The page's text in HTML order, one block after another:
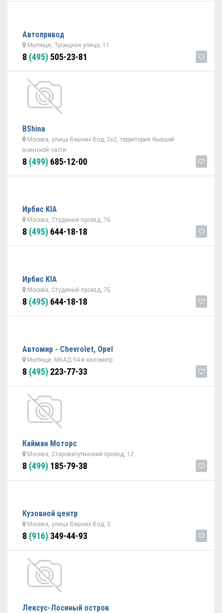
Автопривод
Мытищи, Троицкая улица, 11
8 (495) 505-23-81
BShina
Москва, улица Вешних Вод, 2к2, территория бывшей
воинской части
8 (499) 685-12-00
Ирбис KIA
Москва, Студеный проезд, 7Б
8 (495) 644-18-18
Ирбис KIA
Москва, Студеный проезд, 7Б
8 (495) 644-18-18
Автомир - Chevrolet, Opel
Мытищи, МКАД 94-й километр
8 (495) 223-77-33
Кайман Моторс
Москва, Староватутинский проезд, 12
8 (499) 185-79-38
Кузовной центр
Москва, улица Вешних Вод, 2
8 (916) 349-44-93
Лексус-Лосиный остров